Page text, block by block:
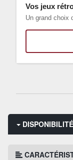
Vos jeux
Un grand choix